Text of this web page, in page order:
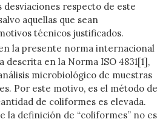
desviaciones respecto de este
aquellas que sean
técnicos justificados.
la presente norma internacional
descrita en la Norma ISO 4831[1],
microbiológico de muestras
Por este motivo, es el método de
de coliformes es elevada.
la definición de “coliformes” no es